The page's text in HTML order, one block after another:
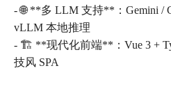
- 🌐 **多 LLM 支持**：Gemini /
vLLM 本地推理
- 🏗️ **现代化前端**：Vue 3 +
技风 SPA